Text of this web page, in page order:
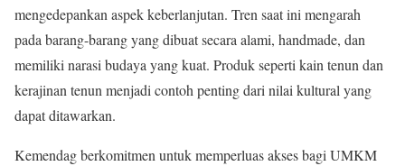
mengedepankan aspek keberlanjutan. Tren saat ini mengarah
pada barang-barang yang dibuat secara alami, handmade, dan
memiliki narasi budaya yang kuat. Produk seperti kain tenun dan
kerajinan tenun menjadi contoh penting dari nilai kultural yang
dapat ditawarkan.
Kemendag berkomitmen untuk memperluas akses bagi UMKM